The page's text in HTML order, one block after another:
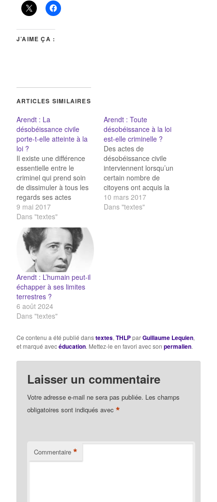
J’AIME ÇA :
ARTICLES SIMILAIRES
Arendt : La
désobéissance civile
porte-t-elle atteinte à la
loi ?
Il existe une différence
essentielle entre le
criminel qui prend soin
de dissimuler à tous les
regards ses actes
répréhensibles et celui
qui fait acte de
désobéissance civile en
défiant les autorités et
s'institue lui-même
porteur d'un autre droit.
Cette distinction
nécessaire entre une
violation ouverte et
publique de la loi et
une…
9 mai 2017
Dans "textes"
Arendt : Toute
désobéissance à la loi
est-elle criminelle ?
Des actes de
désobéissance civile
interviennent lorsqu’un
certain nombre de
citoyens ont acquis la
conviction que les
mécanismes normaux
10 mars 2017
Dans "textes"
Arendt : L’humain peut-il
échapper à ses limites
terrestres ?
6 août 2024
Dans "textes"
Ce contenu a été publié danstextes,THLPparGuillaume Lequien,
et marqué avecéducation. Mettez-le en favori avec sonpermalien.
Laisser un commentaire
Votre adresse e-mail ne sera pas publiée. Les champs
obligatoires sont indiqués avec*
Commentaire *